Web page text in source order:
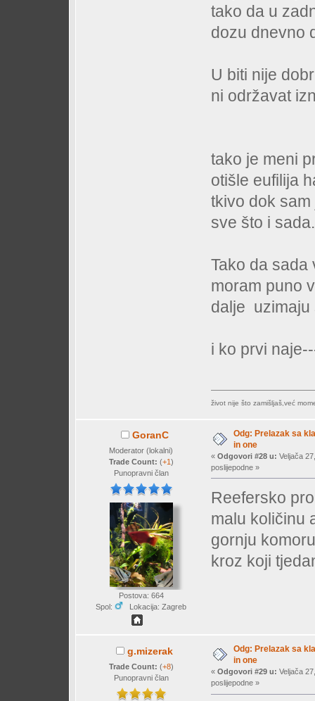
tako da u
dozu dnevno
U biti nije
ni održavat
tako je meni
otišle eufilija
tkivo dok
sve što i
Tako da sada
moram puno
dalje uzimaju
i ko prvi
život nije što zamišljaš,već
GoranC
Moderator (lokalni)
Trade Count: (+1)
Punopravni član
Postova: 664
Spol:
Lokacija: Zagreb
Odg: Prelazak sa
in one
« Odgovori #28 u: Veljača
poslijepodne »
Reefersko
malu količinu
gornju
kroz koji
g.mizerak
Trade Count: (+8)
Punopravni član
Odg: Prelazak sa
in one
« Odgovori #29 u: Veljača
poslijepodne »